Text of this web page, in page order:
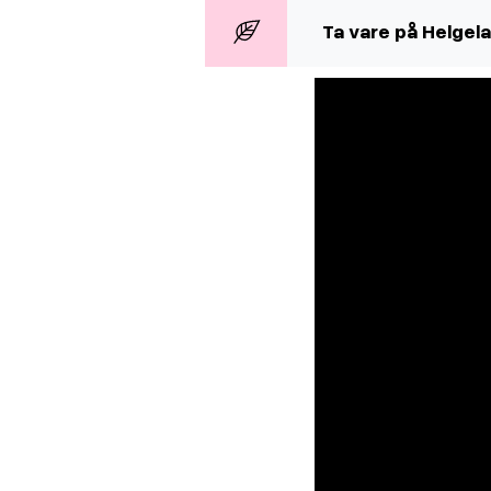
Ta vare på